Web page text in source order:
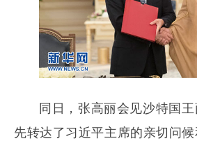
同日，张高丽会见沙特国
先转达了习近平主席的亲切问